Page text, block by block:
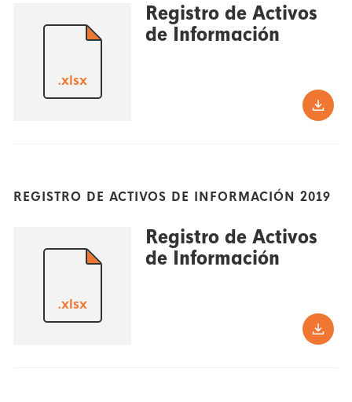
.xlsx
Registro de Activos
de Información
REGISTRO DE ACTIVOS DE INFORMACIÓN 2019
.xlsx
Registro de Activos
de Información